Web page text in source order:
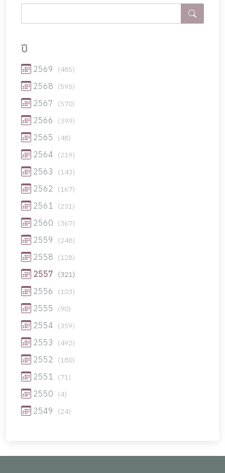
ปี
2569 (485)
2568 (595)
2567 (570)
2566 (399)
2565 (48)
2564 (219)
2563 (143)
2562 (167)
2561 (231)
2560 (367)
2559 (248)
2558 (128)
2557 (321)
2556 (103)
2555 (90)
2554 (359)
2553 (492)
2552 (180)
2551 (71)
2550 (4)
2549 (24)